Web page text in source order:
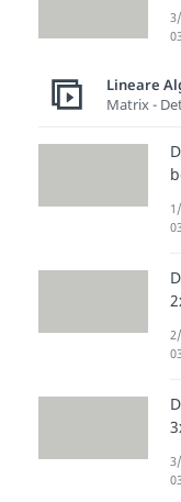
Lineare
Matrix -